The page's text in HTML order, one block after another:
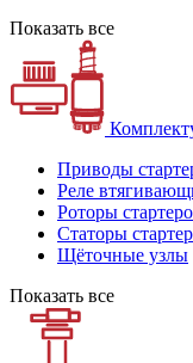
Показать все
Приводы
Реле
Роторы
Статоры
Щёточные узлы
Показать все